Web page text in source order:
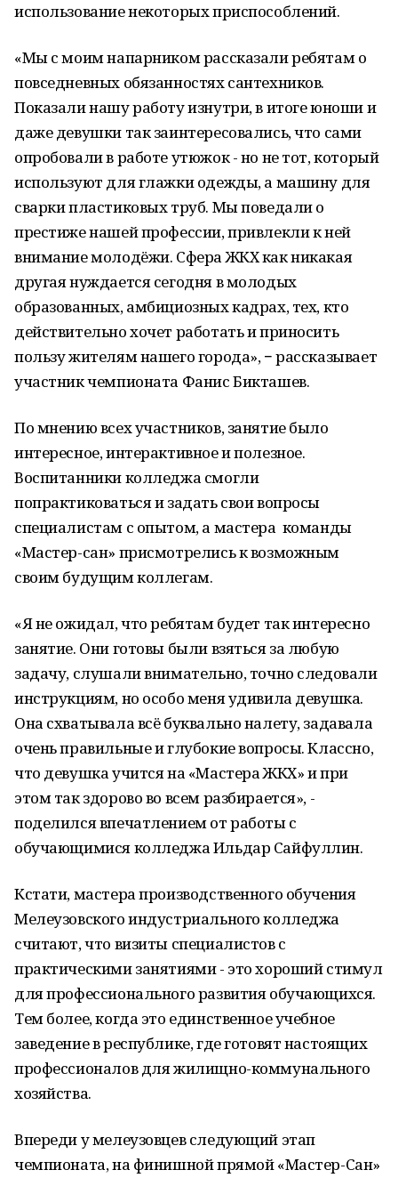
использование некоторых приспособлений.
«Мы с моим напарником рассказали ребятам о
повседневных обязанностях сантехников.
Показали нашу работу изнутри, в итоге юноши и
даже девушки так заинтересовались, что сами
опробовали в работе утюжок - но не тот, который
используют для глажки одежды, а машину для
сварки пластиковых труб. Мы поведали о
престиже нашей профессии, привлекли к ней
внимание молодёжи. Сфера ЖКХ как никакая
другая нуждается сегодня в молодых
образованных, амбициозных кадрах, тех, кто
действительно хочет работать и приносить
пользу жителям нашего города», − рассказывает
участник чемпионата Фанис Бикташев.
По мнению всех участников, занятие было
интересное, интерактивное и полезное.
Воспитанники колледжа смогли
попрактиковаться и задать свои вопросы
специалистам с опытом, а мастера команды
«Мастер-сан» присмотрелись к возможным
своим будущим коллегам.
«Я не ожидал, что ребятам будет так интересно
занятие. Они готовы были взяться за любую
задачу, слушали внимательно, точно следовали
инструкциям, но особо меня удивила девушка.
Она схватывала всё буквально налету, задавала
очень правильные и глубокие вопросы. Классно,
что девушка учится на «Мастера ЖКХ» и при
этом так здорово во всем разбирается», -
поделился впечатлением от работы с
обучающимися колледжа Ильдар Сайфуллин.
Кстати, мастера производственного обучения
Мелеузовского индустриального колледжа
считают, что визиты специалистов с
практическими занятиями - это хороший стимул
для профессионального развития обучающихся.
Тем более, когда это единственное учебное
заведение в республике, где готовят настоящих
профессионалов для жилищно-коммунального
хозяйства.
Впереди у мелеузовцев следующий этап
чемпионата, на финишной прямой «Мастер-Сан»